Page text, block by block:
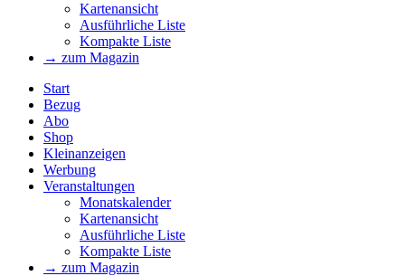
Kartenansicht
Ausführliche Liste
Kompakte Liste
→ zum Magazin
Start
Bezug
Abo
Shop
Kleinanzeigen
Werbung
Veranstaltungen
Monatskalender
Kartenansicht
Ausführliche Liste
Kompakte Liste
→ zum Magazin